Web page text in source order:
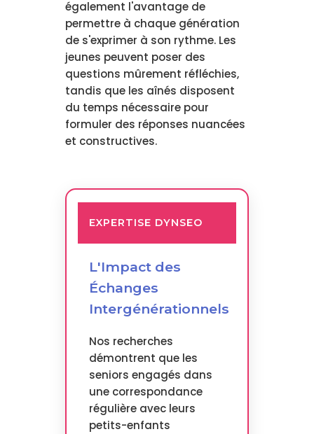
également l'avantage de
permettre à chaque génération
de s'exprimer à son rythme. Les
jeunes peuvent poser des
questions mûrement réfléchies,
tandis que les aînés disposent
du temps nécessaire pour
formuler des réponses nuancées
et constructives.
EXPERTISE DYNSEO
L'Impact des
Échanges
Intergénérationnels
Nos recherches
démontrent que les
seniors engagés dans
une correspondance
régulière avec leurs
petits-enfants